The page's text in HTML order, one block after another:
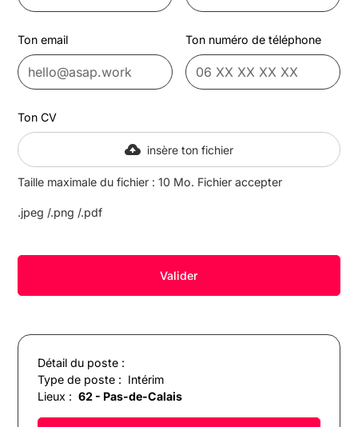
Détail du poste :
Type de poste : Intérim
Lieux : 62 - Pas-de-Calais
Ton email Ton numéro de téléphone
Ton CV
insère ton fichier
Taille maximale du fichier : 10 Mo. Fichier accepter
.jpeg /.png /.pdf